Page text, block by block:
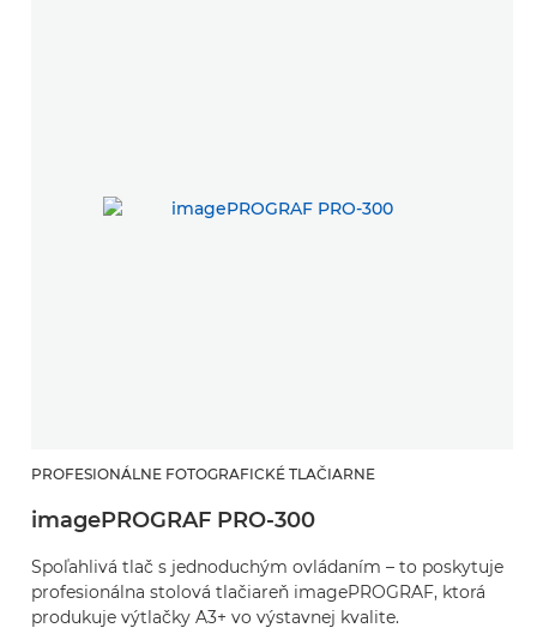
PROFESIONÁLNE FOTOGRAFICKÉ TLAČIARNE
imagePROGRAF PRO-300
Spoľahlivá tlač s jednoduchým ovládaním – to poskytuje
profesionálna stolová tlačiareň imagePROGRAF, ktorá
produkuje výtlačky A3+ vo výstavnej kvalite.